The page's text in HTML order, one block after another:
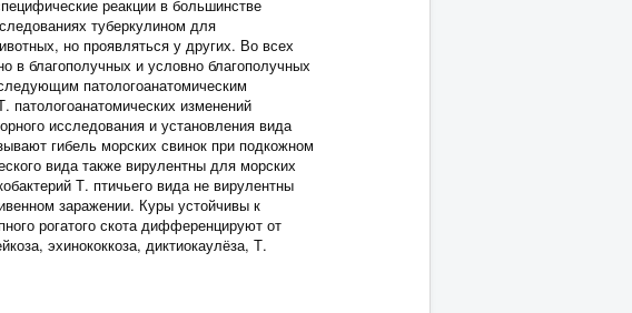
реакции в большинстве
туберкулином для
но проявляться у других. Во всех
в благополучных и условно благополучных
патологоанатомическим
изменений
исследования и установления вида
гибель морских свинок при подкожном
вида также вирулентны для морских
Т. птичьего вида не вирулентны
заражении. Куры устойчивы к
рогатого скота дифференцируют от
эхинококкоза, диктиокаулёза, Т.